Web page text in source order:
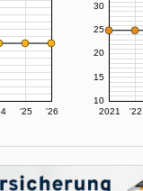
'25 '26 2021 '22
10
15
20
25
30